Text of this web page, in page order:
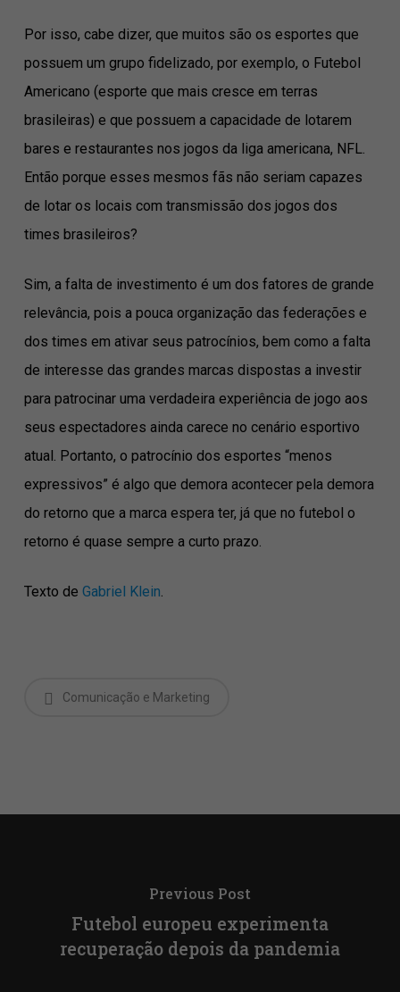
Por isso, cabe dizer, que muitos são os esportes que
possuem um grupo fidelizado, por exemplo, o Futebol
Americano (esporte que mais cresce em terras
brasileiras) e que possuem a capacidade de lotarem
bares e restaurantes nos jogos da liga americana, NFL.
Então porque esses mesmos fãs não seriam capazes
de lotar os locais com transmissão dos jogos dos
times brasileiros?
Sim, a falta de investimento é um dos fatores de grande
relevância, pois a pouca organização das federações e
dos times em ativar seus patrocínios, bem como a falta
de interesse das grandes marcas dispostas a investir
para patrocinar uma verdadeira experiência de jogo aos
seus espectadores ainda carece no cenário esportivo
atual. Portanto, o patrocínio dos esportes “menos
expressivos” é algo que demora acontecer pela demora
do retorno que a marca espera ter, já que no futebol o
retorno é quase sempre a curto prazo.
Texto de Gabriel Klein.
Comunicação e Marketing
Previous Post
Futebol europeu experimenta
recuperação depois da pandemia